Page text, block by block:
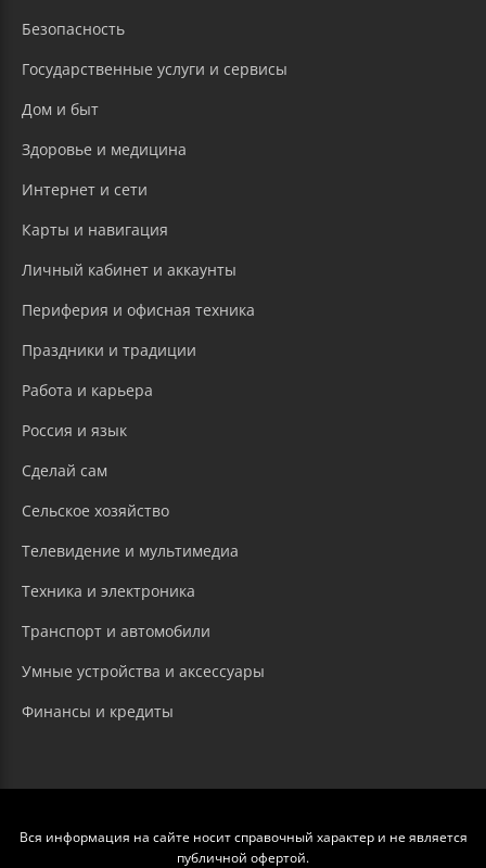
Безопасность
Государственные услуги и сервисы
Дом и быт
Здоровье и медицина
Интернет и сети
Карты и навигация
Личный кабинет и аккаунты
Периферия и офисная техника
Праздники и традиции
Работа и карьера
Россия и язык
Сделай сам
Сельское хозяйство
Телевидение и мультимедиа
Техника и электроника
Транспорт и автомобили
Умные устройства и аксессуары
Финансы и кредиты
Вся информация на сайте носит справочный характер и не является
публичной офертой.